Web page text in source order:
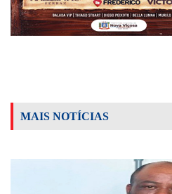
MAIS NOTÍCIAS